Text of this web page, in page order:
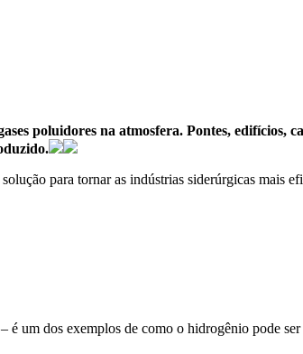
poluidores na atmosfera. Pontes, edifícios,
para tornar as indústrias siderúrgicas mais
um dos exemplos de como o hidrogênio pode